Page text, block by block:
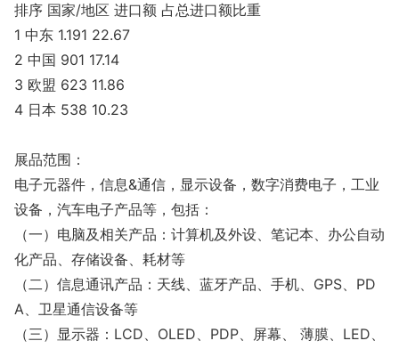
排序 国家/地区 进口额 占总进口额比重
1 中东 1.191 22.67
2 中国 901 17.14
3 欧盟 623 11.86
4 日本 538 10.23
展品范围：
电子元器件，信息&通信，显示设备，数字消费电子，工业
设备，汽车电子产品等，包括：
（一）电脑及相关产品：计算机及外设、笔记本、办公自动
化产品、存储设备、耗材等
（二）信息通讯产品：天线、蓝牙产品、手机、GPS、PD
A、卫星通信设备等
（三）显示器：LCD、OLED、PDP、屏幕、 薄膜、LED、